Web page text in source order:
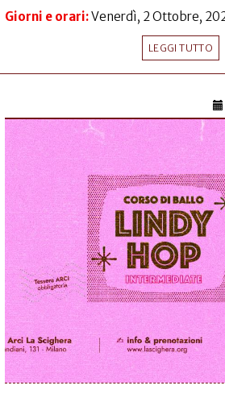
Giorni e orari:Venerdì, 2 Ottobre,
LEGGI TUTTO